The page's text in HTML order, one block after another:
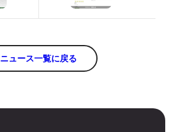
ニュース一覧に戻る